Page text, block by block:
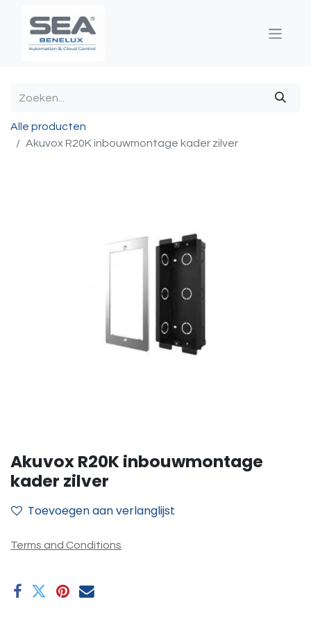
Alle producten
Akuvox R20K inbouwmontage kader zilver
Akuvox R20K inbouwmontage
kader zilver
Toevoegen aan verlanglijst
Terms and Conditions